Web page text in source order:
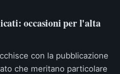
occasioni per l'alta
con la pubblicazione
che meritano particolare